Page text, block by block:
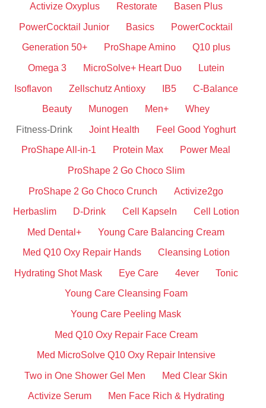
Activize Oxyplus Restorate Basen Plus
PowerCocktail Junior Basics PowerCocktail
Generation 50+ ProShape Amino Q10 plus
Omega 3 MicroSolve+ Heart Duo Lutein
Isoflavon Zellschutz Antioxy IB5 C-Balance
Beauty Munogen Men+ Whey
Fitness-Drink Joint Health Feel Good Yoghurt
ProShape All-in-1 Protein Max Power Meal
ProShape 2 Go Choco Slim
ProShape 2 Go Choco Crunch Activize2go
Herbaslim D-Drink Cell Kapseln Cell Lotion
Med Dental+ Young Care Balancing Cream
Med Q10 Oxy Repair Hands Cleansing Lotion
Hydrating Shot Mask Eye Care 4ever Tonic
Young Care Cleansing Foam
Young Care Peeling Mask
Med Q10 Oxy Repair Face Cream
Med MicroSolve Q10 Oxy Repair Intensive
Two in One Shower Gel Men Med Clear Skin
Activize Serum Men Face Rich & Hydrating